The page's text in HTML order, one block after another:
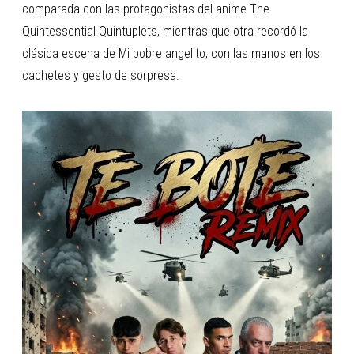
comparada con las protagonistas del anime The
Quintessential Quintuplets, mientras que otra recordó la
clásica escena de Mi pobre angelito, con las manos en los
cachetes y gesto de sorpresa.